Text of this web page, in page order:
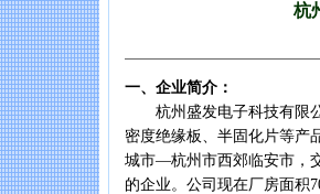
杭
一、企业简介：
杭州盛发电子科技有限公
密度绝缘板、半固化片等产
城市—杭州市西郊临安市，
的企业。公司现在厂房面积